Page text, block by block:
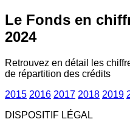
Le Fonds en
2024
Retrouvez en détail les
de répartition des crédits
2015 2016 2017 2018 2019
DISPOSITIF LÉGAL